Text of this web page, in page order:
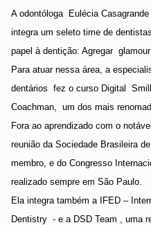
A odontóloga Eulécia
integra um seleto time de
papel à dentição: Agregar glamour
Para atuar nessa área, a
dentários
fez o curso Digital
Coachman,
um dos mais
Fora ao aprendizado com o
reunião da Sociedade Brasileira
membro, e do Congresso
realizado sempre em São Paulo.
Ela integra também a IFED –
Dentistry - e a DSD Team , uma